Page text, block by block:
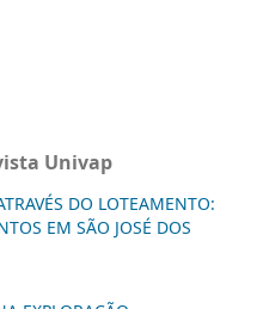
Univap
DO LOTEAMENTO:
EM SÃO JOSÉ DOS